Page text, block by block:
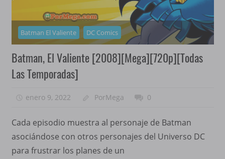
Batman El Valiente DC Comics
Batman, El Valiente [2008][Mega][720p][Todas
Las Temporadas]
enero 9, 2022 PorMega 0
Cada episodio muestra al personaje de Batman
asociándose con otros personajes del Universo DC
para frustrar los planes de un